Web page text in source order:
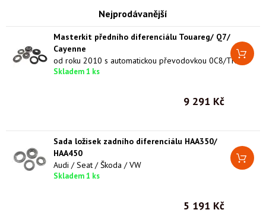
Nejprodávanější
Masterkit předního diferenciálu Touareg/ Q7/
Cayenne
od roku 2010 s automatickou převodovkou 0C8/TR80
Skladem 1 ks
9 291 Kč
Sada ložisek zadního diferenciálu HAA350/
HAA450
Audi / Seat / Škoda / VW
Skladem 1 ks
5 191 Kč